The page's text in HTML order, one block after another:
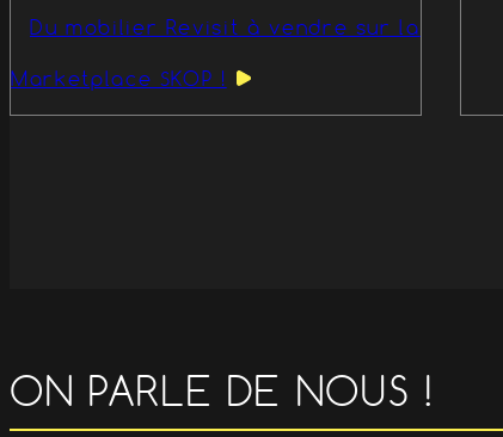
Du mobilier Revisit à vendre sur la
Marketplace SKOP !
ON PARLE DE NOUS !